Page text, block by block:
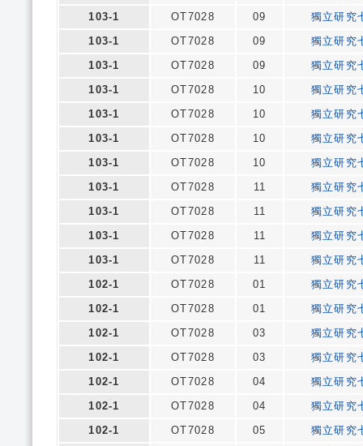
103-1
OT7028 09
獨立研究
103-1
OT7028 09
獨立研究
103-1
OT7028 09
獨立研究
103-1
OT7028 10
獨立研究
103-1
OT7028 10
獨立研究
103-1
OT7028 10
獨立研究
103-1
OT7028 10
獨立研究
103-1
OT7028 11
獨立研究
103-1
OT7028 11
獨立研究
103-1
OT7028 11
獨立研究
103-1
OT7028 11
獨立研究
102-1
OT7028 01
獨立研究
102-1
OT7028 01
獨立研究
102-1
OT7028 03
獨立研究
102-1
OT7028 03
獨立研究
102-1
OT7028 04
獨立研究
102-1
OT7028 04
獨立研究
102-1
OT7028 05
獨立研究